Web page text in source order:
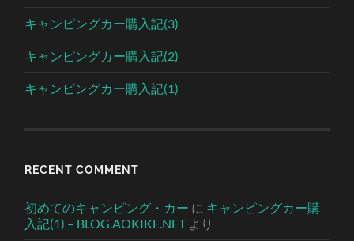
キャンピングカー購入記(3)
キャンピングカー購入記(2)
キャンピングカー購入記(1)
RECENT COMMENT
初めてのキャンピング・カー に キャンピングカー購
入記(1) – BLOG.AOKIKE.NETより